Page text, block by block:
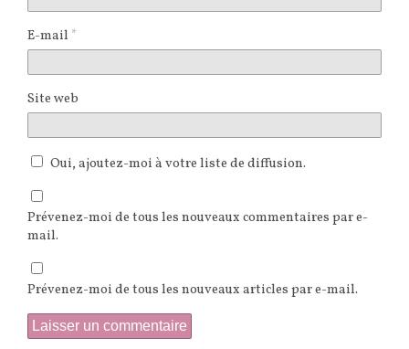
E-mail *
Site web
Oui, ajoutez-moi à votre liste de diffusion.
Prévenez-moi de tous les nouveaux commentaires par e-
mail.
Prévenez-moi de tous les nouveaux articles par e-mail.